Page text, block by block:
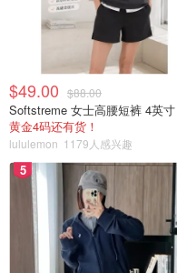
$49.00 $88.00
Softstreme 女士高腰短裤 4英寸
黄金4码还有货！
lululemon 1179人感兴趣
5